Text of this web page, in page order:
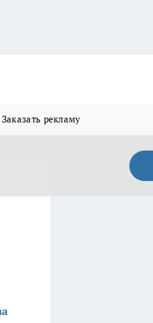
Заказать рекламу